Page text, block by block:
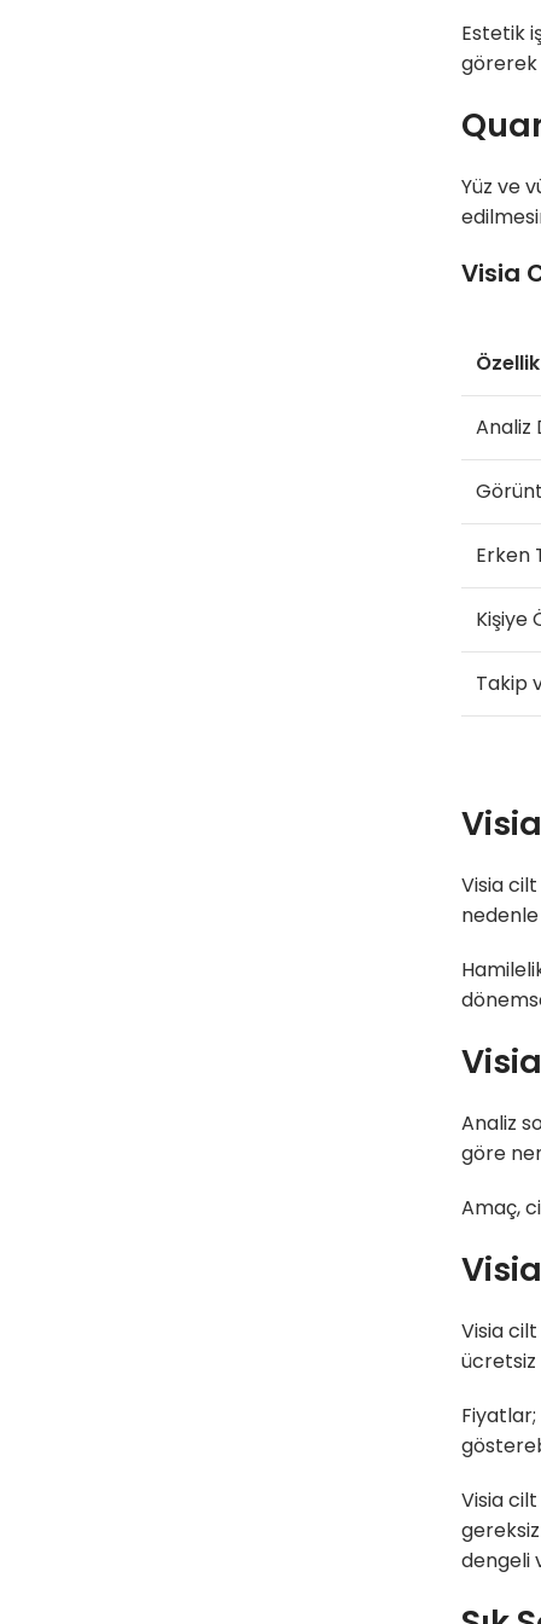
Estetik
görerek
Yüz ve
Visia
Özellik
Analiz
Erken
Kişiye
Takip
Visia
Analiz
göre
Amaç,
Visia
ücretsiz
Visia
dengeli